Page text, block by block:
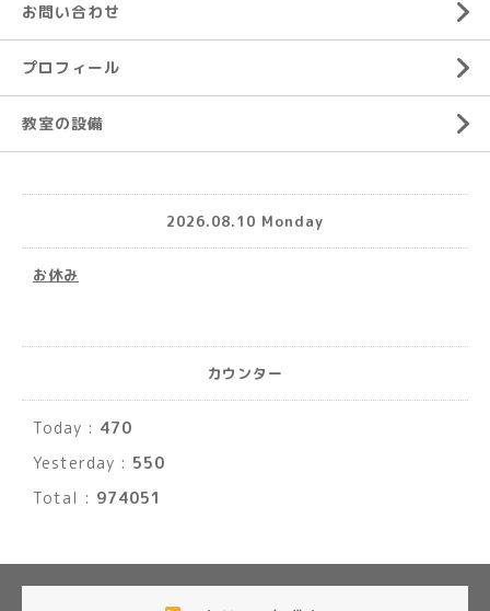
お問い合わせ
プロフィール
教室の設備
2026.08.10 Monday
お休み
カウンター
Today : 470
Yesterday : 550
Total : 974051